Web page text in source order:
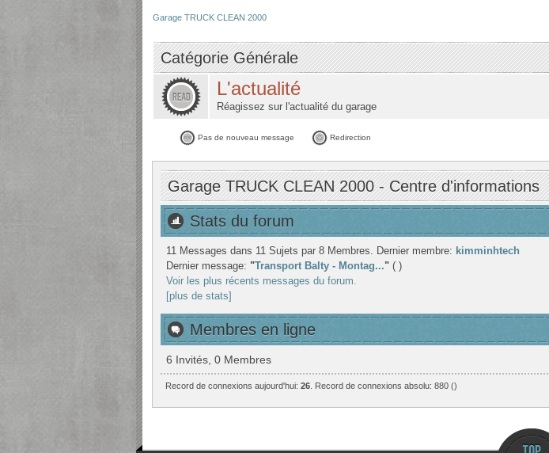
Garage TRUCK CLEAN 2000
Catégorie Générale
L'actualité
Réagissez sur l'actualité du garage
Pas de nouveau message Redirection
Garage TRUCK CLEAN 2000 - Centre d'informations
Stats du forum
11 Messages dans 11 Sujets par 8 Membres. Dernier membre: kimminhtech
Dernier message: "Transport Balty - Montag..."( )
Voir les plus récents messages du forum.
[plus de stats]
Membres en ligne
6 Invités, 0 Membres
Record de connexions aujourd'hui: 26. Record de connexions absolu: 880 ()